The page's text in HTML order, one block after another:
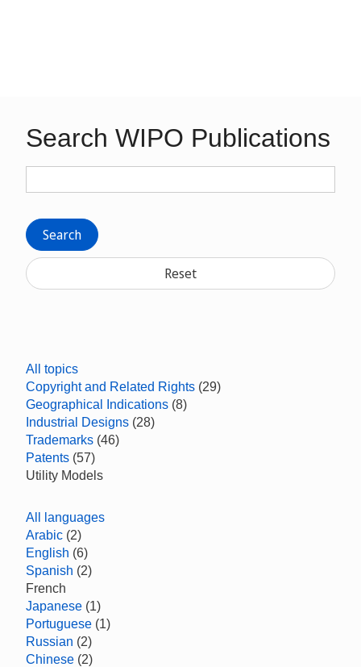
Search WIPO Publications
Search
Reset
All topics
Copyright and Related Rights (29)
Geographical Indications (8)
Industrial Designs (28)
Trademarks (46)
Patents (57)
Utility Models
All languages
Arabic (2)
English (6)
Spanish (2)
French
Japanese (1)
Portuguese (1)
Russian (2)
Chinese (2)